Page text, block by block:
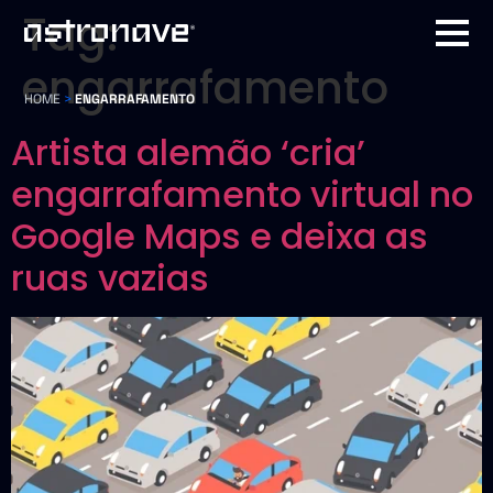
HOME >ENGARRAFAMENTO
Tag:
engarrafamento
Artista alemão ‘cria’
engarrafamento virtual no
Google Maps e deixa as
ruas vazias